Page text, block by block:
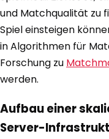
und Matchqualität zu
Spiel einsteigen
in Algorithmen für
Forschung zu
werden.
Aufbau einer
Server-